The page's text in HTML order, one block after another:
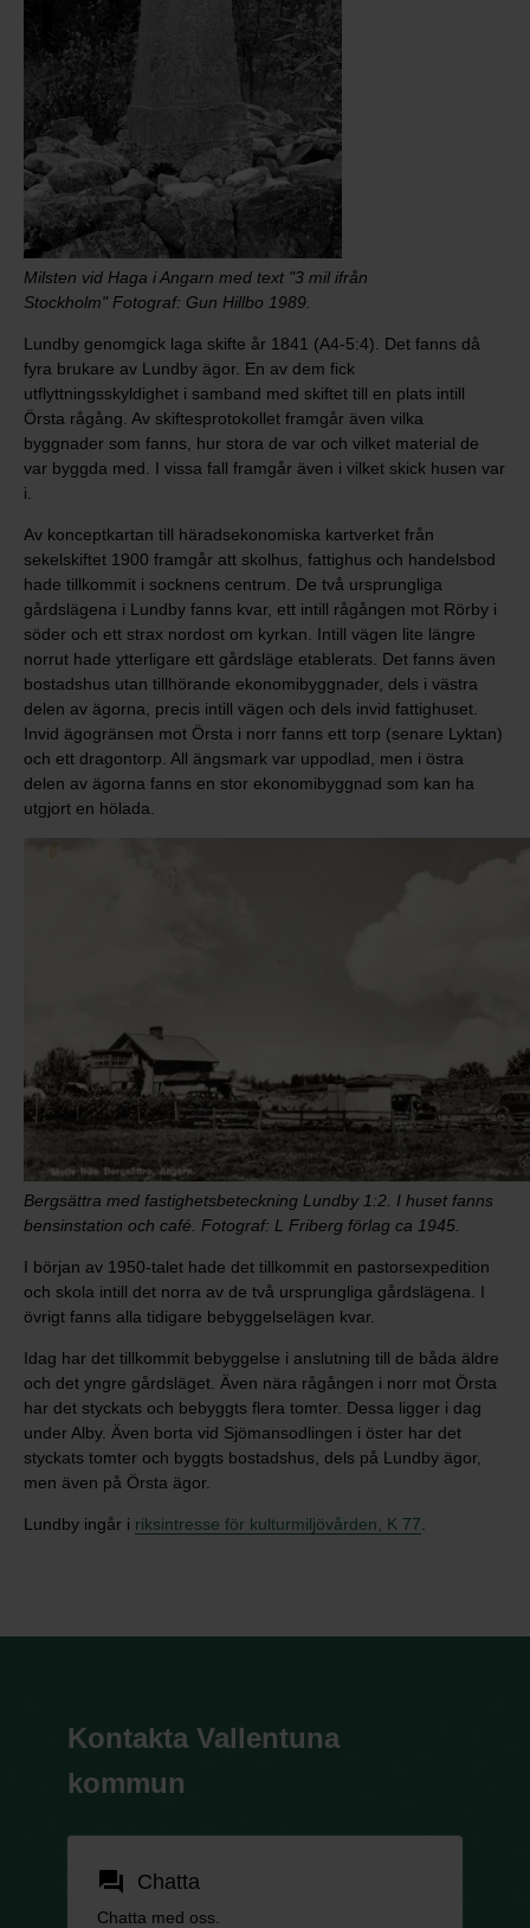
Milsten vid Haga i Angarn med text "3 mil ifrån
Stockholm" Fotograf: Gun Hillbo 1989.
Lundby genomgick laga skifte år 1841 (A4-5:4). Det fanns då
fyra brukare av Lundby ägor. En av dem fick
utflyttningsskyldighet i samband med skiftet till en plats intill
Örsta rågång. Av skiftesprotokollet framgår även vilka
byggnader som fanns, hur stora de var och vilket material de
var byggda med. I vissa fall framgår även i vilket skick husen var
i.
Av konceptkartan till häradsekonomiska kartverket från
sekelskiftet 1900 framgår att skolhus, fattighus och handelsbod
hade tillkommit i socknens centrum. De två ursprungliga
gårdslägena i Lundby fanns kvar, ett intill rågången mot Rörby i
söder och ett strax nordost om kyrkan. Intill vägen lite längre
norrut hade ytterligare ett gårdsläge etablerats. Det fanns även
bostadshus utan tillhörande ekonomibyggnader, dels i västra
delen av ägorna, precis intill vägen och dels invid fattighuset.
Invid ägogränsen mot Örsta i norr fanns ett torp (senare Lyktan)
och ett dragontorp. All ängsmark var uppodlad, men i östra
delen av ägorna fanns en stor ekonomibyggnad som kan ha
utgjort en hölada.
Bergsättra med fastighetsbeteckning Lundby 1:2. I huset fanns
bensinstation och café. Fotograf: L Friberg förlag ca 1945.
I början av 1950-talet hade det tillkommit en pastorsexpedition
och skola intill det norra av de två ursprungliga gårdslägena. I
övrigt fanns alla tidigare bebyggelselägen kvar.
Idag har det tillkommit bebyggelse i anslutning till de båda äldre
och det yngre gårdsläget. Även nära rågången i norr mot Örsta
har det styckats och bebyggts flera tomter. Dessa ligger i dag
under Alby. Även borta vid Sjömansodlingen i öster har det
styckats tomter och byggts bostadshus, dels på Lundby ägor,
men även på Örsta ägor.
Lundby ingår i riksintresse för kulturmiljövården, K 77
Kontakta Vallentuna
kommun
forum Chatta
Chatta med oss.